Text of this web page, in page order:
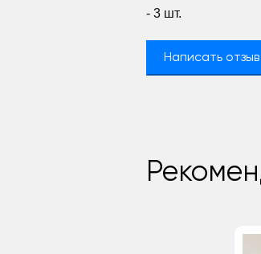
- 3 шт.
Написать отзыв